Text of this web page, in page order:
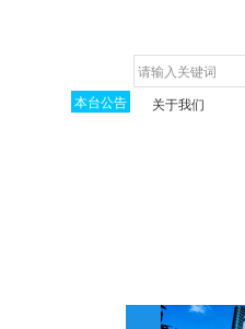
本台公告
关于我们